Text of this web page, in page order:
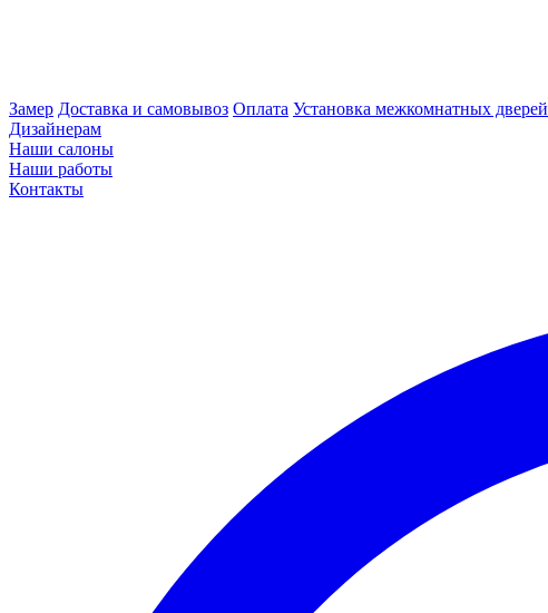
Замер Доставка и самовывоз Оплата Установка межкомнатных дверей
Дизайнерам
Наши салоны
Наши работы
Контакты